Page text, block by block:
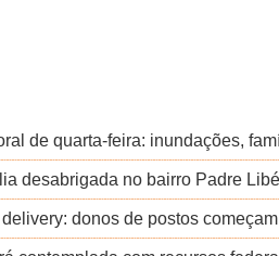
de quarta-feira: inundações,
desabrigada no bairro Padre
donos de postos